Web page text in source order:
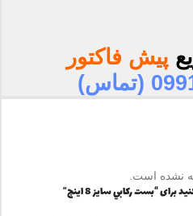
پیش فاکتور
نشده است.
“بست ركابي سايز 8 اينچ”